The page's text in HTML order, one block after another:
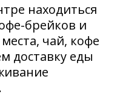
находиться
брейков и
чай, кофе
доставку еды